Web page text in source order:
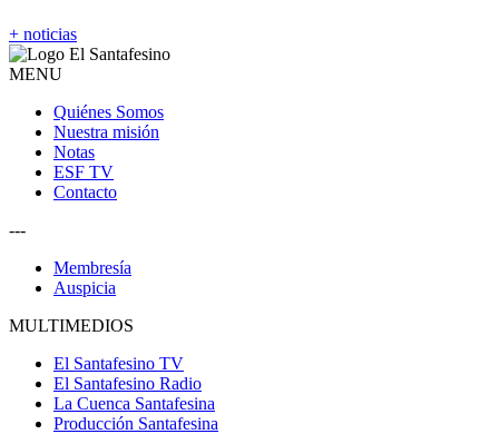
+ noticias
MENU
Quiénes Somos
Nuestra misión
Notas
ESF TV
Contacto
---
Membresía
Auspicia
MULTIMEDIOS
El Santafesino TV
El Santafesino Radio
La Cuenca Santafesina
Producción Santafesina